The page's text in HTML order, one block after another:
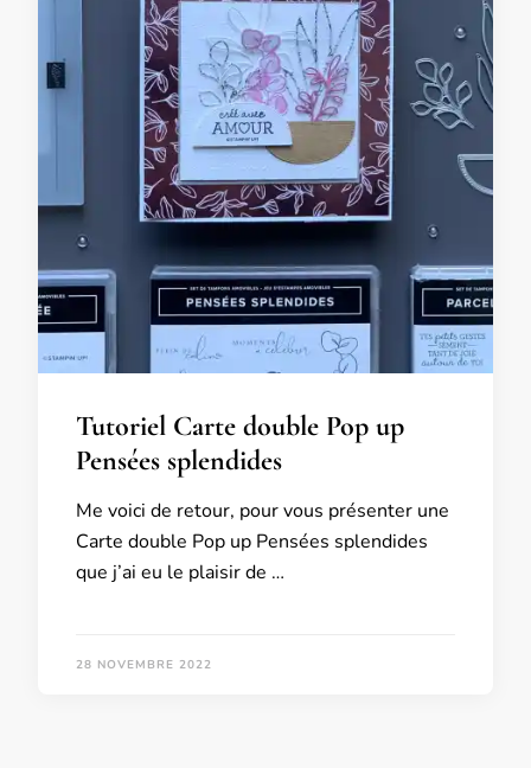
Tutoriel Carte double Pop up
Pensées splendides
Me voici de retour, pour vous présenter une
Carte double Pop up Pensées splendides
que j’ai eu le plaisir de …
28 NOVEMBRE 2022